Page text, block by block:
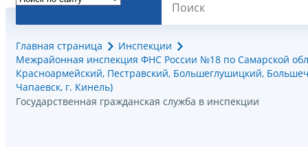
Главная страница
Инспекции
Межрайонная инспекция ФНС России №18 по Самарской
Красноармейский, Пестравский, Большеглушицкий,
Чапаевск, г. Кинель)
Государственная гражданская служба в инспекции